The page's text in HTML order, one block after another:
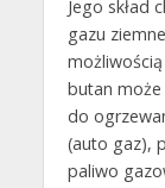
Jego skład
gazu
butan może
do
(auto gaz),
paliwo